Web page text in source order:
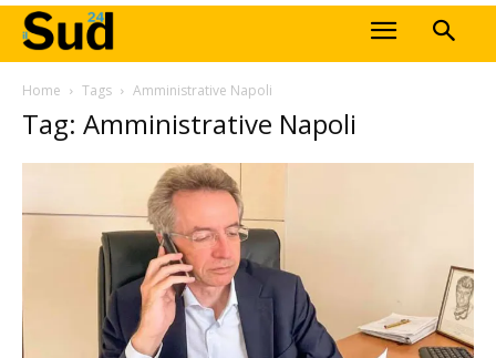
Home Tags Amministrative Napoli
Tag: Amministrative Napoli